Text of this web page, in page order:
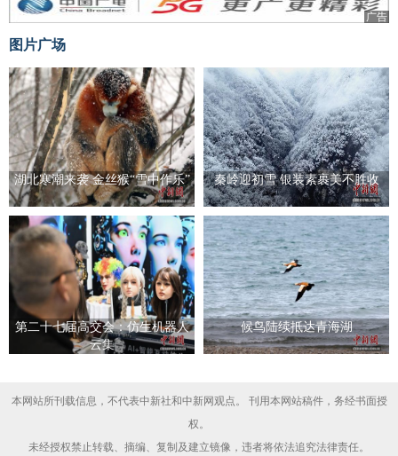
广告
图片广场
湖北寒潮来袭 金丝猴“雪中作乐” 秦岭迎初雪 银装素裹美不胜收
第二十七届高交会：仿生机器人
云集
候鸟陆续抵达青海湖
本网站所刊载信息，不代表中新社和中新网观点。 刊用本网站稿件，务经书面授
权。
未经授权禁止转载、摘编、复制及建立镜像，违者将依法追究法律责任。